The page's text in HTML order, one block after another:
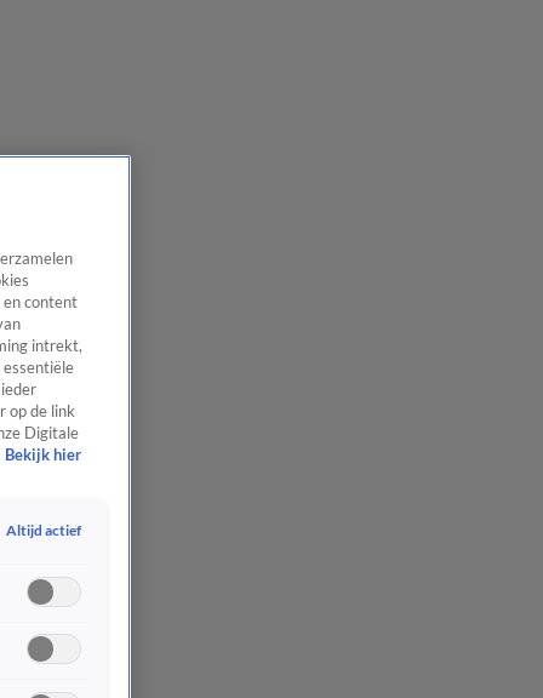
en content
intrekt,
op de link
Digitale
Bekijk hier
Altijd actief